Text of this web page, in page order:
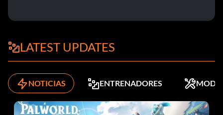
LATEST UPDATES
NOTICIAS ENTRENADORES MODS